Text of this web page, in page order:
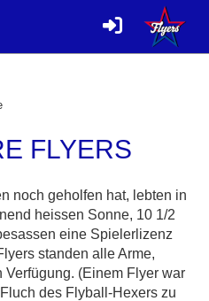
FLYERS
noch geholfen hat, lebten in
heissen Sonne, 10 1/2
eine Spielerlizenz
standen alle Arme,
(Einem Flyer war
des Flyball-Hexers zu